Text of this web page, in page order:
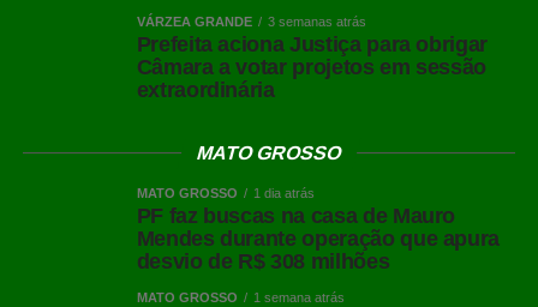
instalação de placas de sinalização nos bairros.
Leia Também: Prefeitura monta rota
exclusiva para ônibus, táxis e
Exposul
VÁRZEA GRANDE 3 semanas atrás
Prefeita aciona Justiça para obrigar
Câmara a votar projetos em sessão
extraordinária
MATO GROSSO
MATO GROSSO 1 dia atrás
PF faz buscas na casa de Mauro
Mendes durante operação que apura
desvio de R$ 308 milhões
MATO GROSSO 1 semana atrás